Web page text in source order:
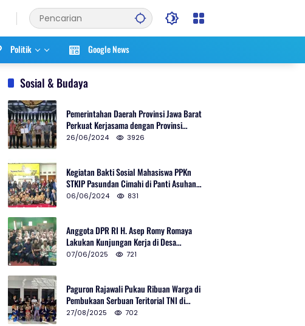
Politik Google News
Sosial & Budaya
Pemerintahan Daerah Provinsi Jawa Barat
Perkuat Kerjasama dengan Provinsi
Chungcheongnam Do Korea Selatan
26/06/2024 3926
Kegiatan Bakti Sosial Mahasiswa PPKn
STKIP Pasundan Cimahi di Panti Asuhan
Ulul Azmi Kota Cimahi
06/06/2024 831
Anggota DPR RI H. Asep Romy Romaya
Lakukan Kunjungan Kerja di Desa
Patrolsari
07/06/2025 721
Paguron Rajawali Pukau Ribuan Warga di
Pembukaan Serbuan Teritorial TNI di
Cibatu
27/08/2025 702